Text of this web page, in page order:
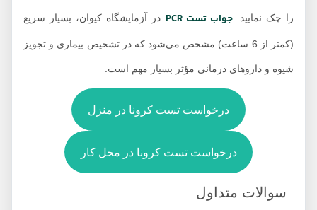
را چک نمایید.جواب تست PCR در آزمایشگاه کیوان، بسیار سریع
(کمتر از 6 ساعت) مشخص می‌شود که در تشخیص بیماری و تجویز
شیوه و داروهای درمانی مؤثر بسیار مهم است.
درخواست تست کرونا در منزل
درخواست تست کرونا در محل کار